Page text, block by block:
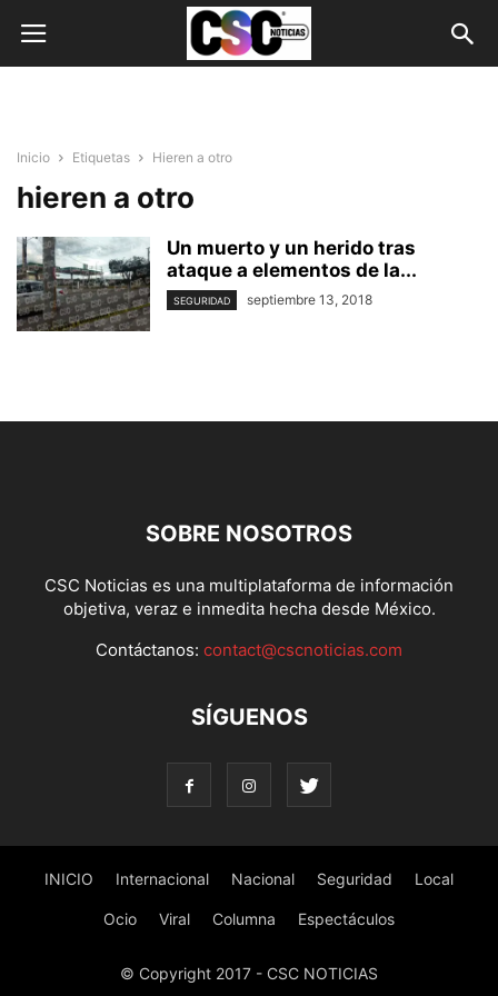
Inicio Etiquetas Hieren a otro
hieren a otro
Un muerto y un herido tras
ataque a elementos de la...
SEGURIDAD septiembre 13, 2018
SOBRE NOSOTROS
CSC Noticias es una multiplataforma de información
objetiva, veraz e inmedita hecha desde México.
Contáctanos: contact@cscnoticias.com
SÍGUENOS
INICIO Internacional Nacional Seguridad Local
Ocio Viral Columna Espectáculos
© Copyright 2017 - CSC NOTICIAS